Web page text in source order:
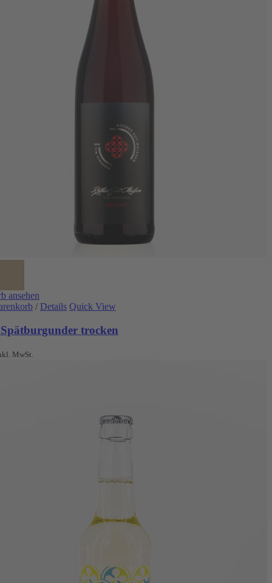
ansehen
/ Details Quick View
trocken
MwSt.